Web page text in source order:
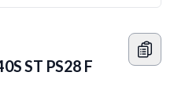
ST PS28 F